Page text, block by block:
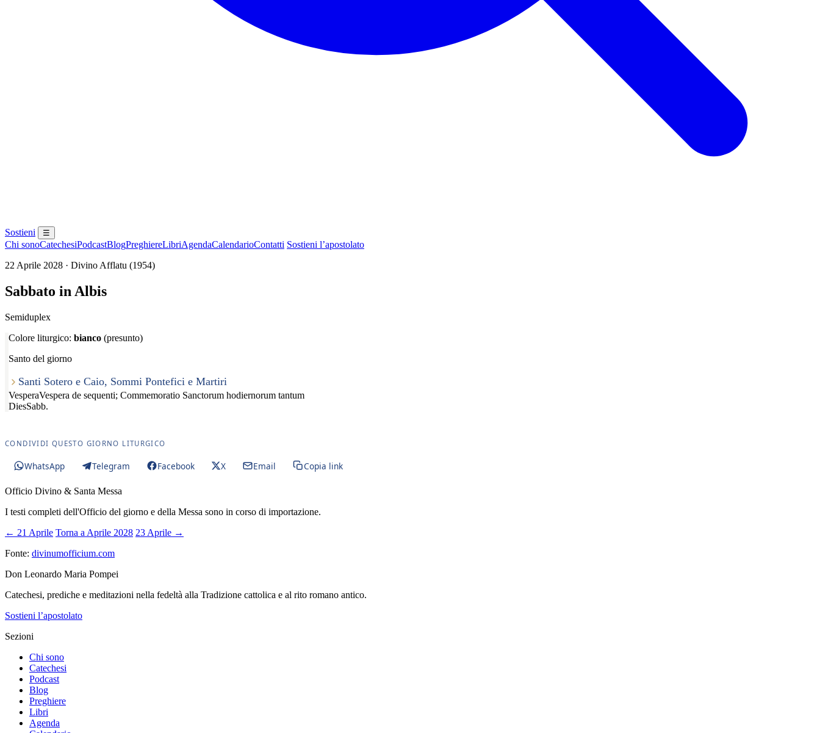
Sostieni ☰
Chi sonoCatechesiPodcastBlogPreghiereLibriAgendaCalendarioContatti Sostieni l’apostolato
22 Aprile 2028 · Divino Afflatu (1954)
Sabbato in Albis
Semiduplex
Colore liturgico: bianco (presunto)
Santo del giorno
Santi Sotero e Caio, Sommi Pontefici e Martiri
VesperaVespera de sequenti; Commemoratio Sanctorum hodiernorum tantum
DiesSabb.
CONDIVIDI QUESTO GIORNO LITURGICO
WhatsApp Telegram Facebook X Email Copia link
Officio Divino & Santa Messa
I testi completi dell'Officio del giorno e della Messa sono in corso di importazione.
← 21 Aprile Torna a Aprile 2028 23 Aprile →
Fonte: divinumofficium.com
Don Leonardo Maria Pompei
Catechesi, prediche e meditazioni nella fedeltà alla Tradizione cattolica e al rito romano antico.
Sostieni l’apostolato
Sezioni
Chi sono
Catechesi
Podcast
Blog
Preghiere
Libri
Agenda